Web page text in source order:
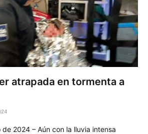
atrapada en tormenta a
2024 – Aún con la lluvia intensa